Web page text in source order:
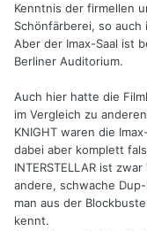
Kenntnis der firmellen
Schönfärberei, so auch
Aber der Imax-Saal ist
Berliner Auditorium.
Auch hier hatte die
im Vergleich zu
KNIGHT waren die
dabei aber komplett
INTERSTELLAR ist
andere, schwache
man aus der
kennt.